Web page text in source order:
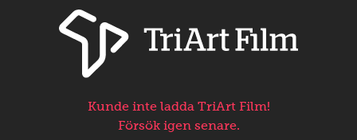
Kunde inte ladda TriArt Film!
Försök igen senare.